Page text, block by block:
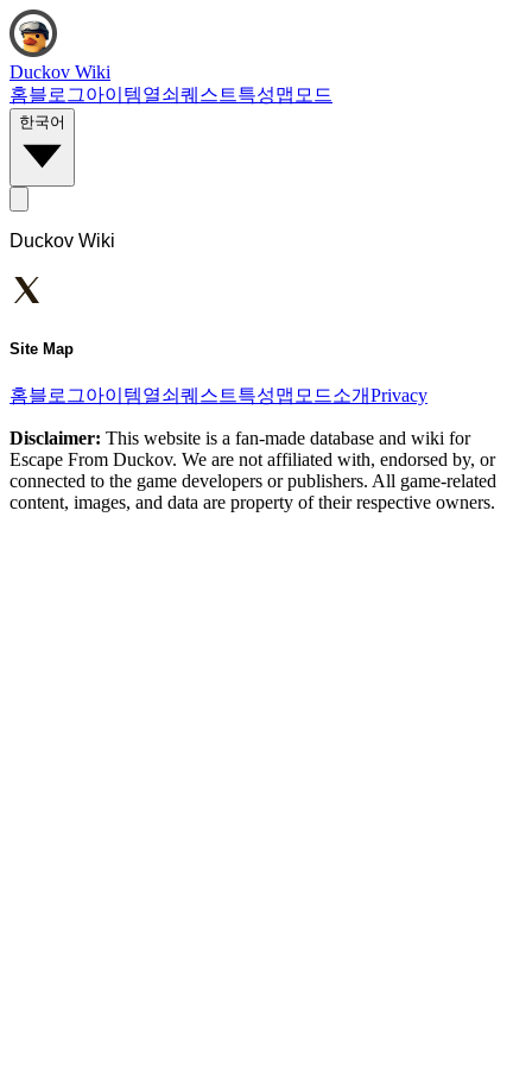
Duckov Wiki
홈블로그아이템열쇠 퀘스트특성맵 모드
한국어
Duckov Wiki
Site Map
홈블로그아이템열쇠 퀘스트특성맵 모드소개Privacy
Disclaimer: This website is a fan-made database and wiki for
Escape From Duckov. We are not affiliated with, endorsed by, or
connected to the game developers or publishers. All game-related
content, images, and data are property of their respective owners.